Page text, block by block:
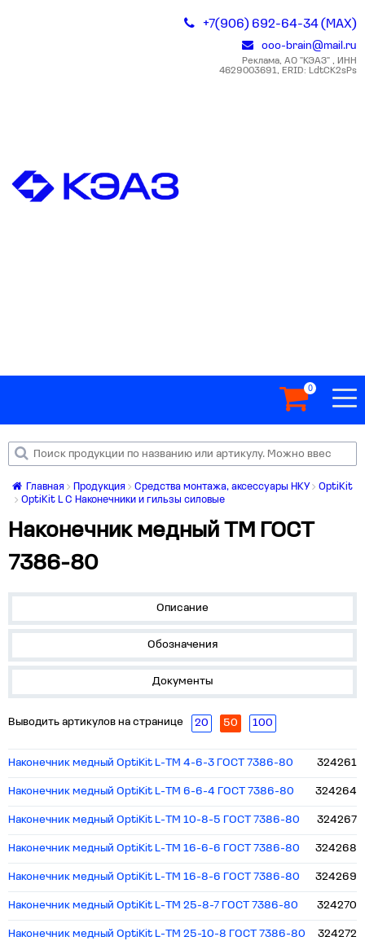
+7(906) 692-64-34 (MAX)
ooo-brain@mail.ru
Реклама, АО "КЭАЗ" , ИНН
4629003691, ERID: LdtCK2sPs
0
Главная Продукция Средства монтажа, аксессуары НКУ
OptiKit
OptiKit L C Наконечники и гильзы силовые
Наконечник медный ТМ ГОСТ
7386-80
Описание
Обозначения
Документы
Выводить артикулов на странице 20 50 100
Наконечник медный OptiKit L-ТМ 4-6-3 ГОСТ 7386-80 324261
Наконечник медный OptiKit L-ТМ 6-6-4 ГОСТ 7386-80 324264
Наконечник медный OptiKit L-ТМ 10-8-5 ГОСТ 7386-80 324267
Наконечник медный OptiKit L-ТМ 16-6-6 ГОСТ 7386-80 324268
Наконечник медный OptiKit L-ТМ 16-8-6 ГОСТ 7386-80 324269
Наконечник медный OptiKit L-ТМ 25-8-7 ГОСТ 7386-80 324270
Наконечник медный OptiKit L-ТМ 25-10-8 ГОСТ 7386-80 324272